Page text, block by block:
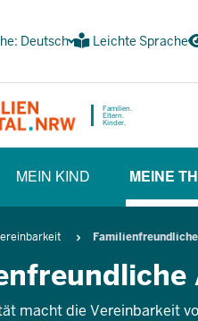
Deutsch Leichte Sprache
Familien.
Eltern.
Kinder.
MEIN KIND
MEINE
macht die Vereinbarkeit